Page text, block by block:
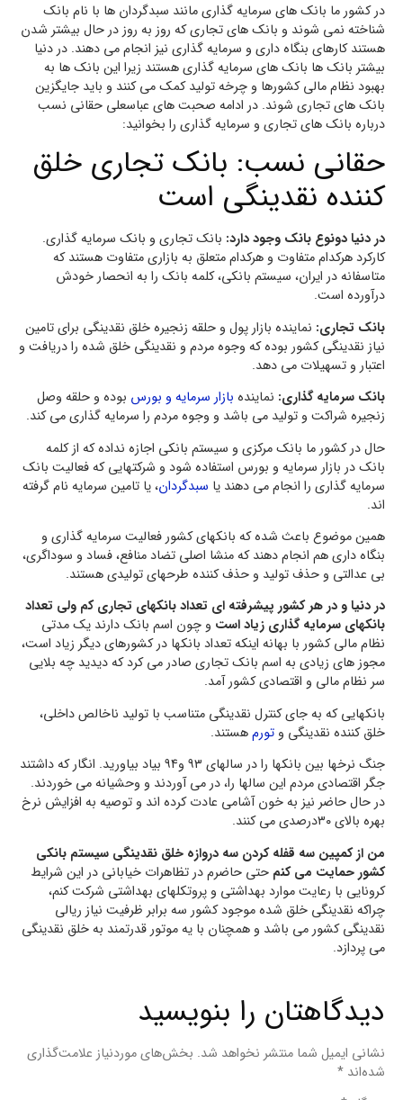
در کشور ما بانک های سرمایه گذاری مانند سبدگردان ها با نام بانک
شناخته نمی شوند و بانک های تجاری که روز به روز در حال بیشتر شدن
هستند کارهای بنگاه داری و سرمایه گذاری نیز انجام می دهند. در دنیا
بیشتر بانک ها بانک های سرمایه گذاری هستند زیرا این بانک ها به
بهبود نظام مالی کشورها و چرخه تولید کمک می کنند و باید جایگزین
بانک های تجاری شوند. در ادامه صحبت های عباسعلی حقانی نسب
درباره بانک های تجاری و سرمایه گذاری را بخوانید:
حقانی نسب: بانک تجاری خلق
کننده نقدینگی است
در دنیا دونوع بانک وجود دارد: بانک تجاری و بانک سرمایه گذاری.
کارکرد هرکدام متفاوت و هرکدام متعلق به بازاری متفاوت هستند که
متاسفانه در ایران، سیستم بانکی، کلمه بانک را به انحصار خودش
درآورده است.
بانک تجاری: نماینده بازار پول و حلقه زنجیره خلق نقدینگی برای تامین
نیاز نقدینگی کشور بوده که وجوه مردم و نقدینگی خلق شده را دریافت و
اعتبار و تسهیلات می دهد.
بانک سرمایه گذاری: نماینده بازار سرمایه و بورس بوده و حلقه وصل
زنجیره شراکت و تولید می باشد و وجوه مردم را سرمایه گذاری می کند.
حال در کشور ما بانک مرکزی و سیستم بانکی اجازه نداده که از کلمه
بانک در بازار سرمایه و بورس استفاده شود و شرکتهایی که فعالیت بانک
سرمایه گذاری را انجام می دهند یا سبدگردان، یا تامین سرمایه نام گرفته
اند.
همین موضوع باعث شده که بانکهای کشور فعالیت سرمایه گذاری و
بنگاه داری هم انجام دهند که منشا اصلی تضاد منافع، فساد و سوداگری،
بی عدالتی و حذف تولید و حذف کننده طرحهای تولیدی هستند.
در دنیا و در هر کشور پیشرفته ای تعداد بانکهای تجاری کم ولی تعداد
بانکهای سرمایه گذاری زیاد است و چون اسم بانک دارند یک مدتی
نظام مالی کشور با بهانه اینکه تعداد بانکها در کشورهای دیگر زیاد است،
مجوز های زیادی به اسم بانک تجاری صادر می کرد که دیدید چه بلایی
سر نظام مالی و اقتصادی کشور آمد.
بانکهایی که به جای کنترل نقدینگی متناسب با تولید ناخالص داخلی،
خلق کننده نقدینگی و تورمهستند.
جنگ نرخها بین بانکها را در سالهای ۹۳ و۹۴ بیاد بیاورید. انگار که داشتند
جگر اقتصادی مردم این سالها را، در می آوردند و وحشیانه می خوردند.
در حال حاضر نیز به خون آشامی عادت کرده اند و توصیه به افزایش نرخ
بهره بالای ۳۰درصدی می کنند.
من از کمپین سه قفله کردن سه دروازه خلق نقدینگی سیستم بانکی
کشور حمایت می کنم حتی حاضرم در تظاهرات خیابانی در این شرایط
کرونایی با رعایت موارد بهداشتی و پروتکلهای بهداشتی شرکت کنم،
چراکه نقدینگی خلق شده موجود کشور سه برابر ظرفیت نیاز ریالی
نقدینگی کشور می باشد و همچنان با یه موتور قدرتمند به خلق نقدینگی
می پردازد.
دیدگاهتان را بنویسید
نشانی ایمیل شما منتشر نخواهد شد. بخش‌های موردنیاز علامت‌گذاری
شده‌اند *